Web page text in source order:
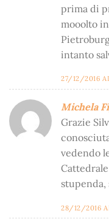
prima di
mooolto
intanto
27/12/2016
Michela
Grazie
vedendo
28/12/2016